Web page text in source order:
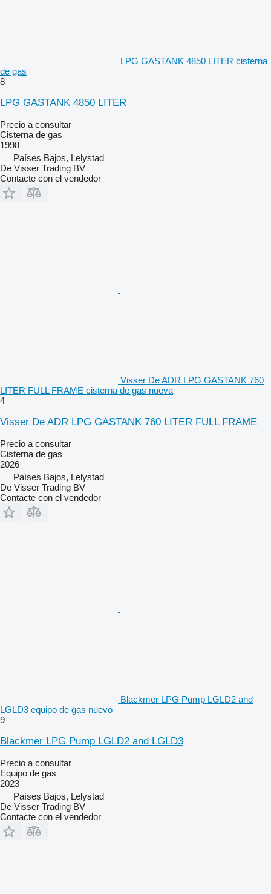
LPG GASTANK 4850 LITER cisterna
de gas
8
LPG GASTANK 4850 LITER
Precio a consultar
Cisterna de gas
1998
Países Bajos, Lelystad
De Visser Trading BV
Contacte con el vendedor
Visser De ADR LPG GASTANK 760
LITER FULL FRAME cisterna de gas nueva
4
Visser De ADR LPG GASTANK 760 LITER FULL FRAME
Precio a consultar
Cisterna de gas
2026
Países Bajos, Lelystad
De Visser Trading BV
Contacte con el vendedor
Blackmer LPG Pump LGLD2 and
LGLD3 equipo de gas nuevo
9
Blackmer LPG Pump LGLD2 and LGLD3
Precio a consultar
Equipo de gas
2023
Países Bajos, Lelystad
De Visser Trading BV
Contacte con el vendedor